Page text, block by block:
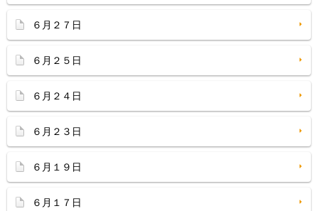
６月２７日
６月２５日
６月２４日
６月２３日
６月１９日
６月１７日